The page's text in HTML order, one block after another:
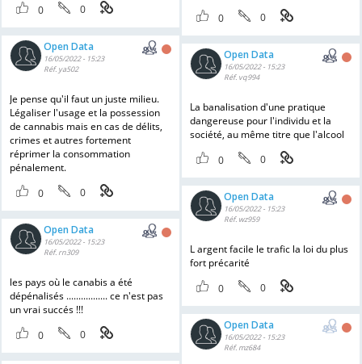
0
0
0
0
Open Data
16/05/2022 - 15:23
Réf. ya502
Je pense qu'il faut un juste milieu.
Légaliser l'usage et la possession
de cannabis mais en cas de délits,
crimes et autres fortement
réprimer la consommation
pénalement.
0
0
Open Data
16/05/2022 - 15:23
Réf. vq994
La banalisation d'une pratique
dangereuse pour l'individu et la
société, au même titre que l'alcool
0
0
Open Data
16/05/2022 - 15:23
Réf. wz959
L argent facile le trafic la loi du plus
fort précarité
0
0
Open Data
16/05/2022 - 15:23
Réf. rn309
les pays où le canabis a été
dépénalisés ................. ce n'est pas
un vrai succés !!!
0
0
Open Data
16/05/2022 - 15:23
Réf. mz684